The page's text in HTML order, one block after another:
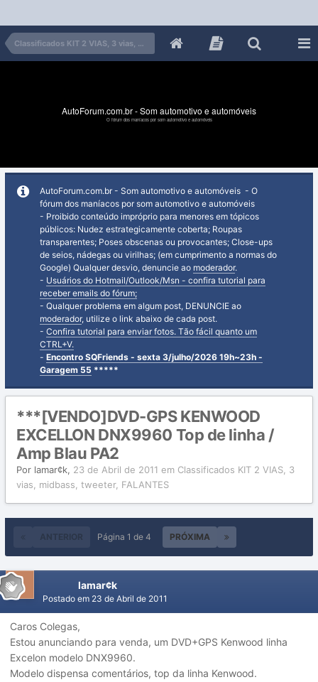
Classificados KIT 2 VIAS, 3 vias, midbass, tweeter, FALANTES
AutoForum.com.br - Som automotivo e automóveis
O fórum dos maníacos por som automotivo e automóveis
AutoForum.com.br - Som automotivo e automóveis - O
fórum dos maníacos por som automotivo e automóveis
- Proibido conteúdo impróprio para menores em tópicos
públicos: Nudez estrategicamente coberta; Roupas
transparentes; Poses obscenas ou provocantes; Close-ups
de seios, nádegas ou virilhas; (em cumprimento a normas do
Google) Qualquer desvio, denuncie ao moderador.
- Usuários do Hotmail/Outlook/Msn - confira tutorial para
receber emails do fórum;
- Qualquer problema em algum post, DENUNCIE ao
moderador, utilize o link abaixo de cada post.
- Confira tutorial para enviar fotos. Tão fácil quanto um
CTRL+V.
- Encontro SQFriends - sexta 3/julho/2026 19h~23h -
Garagem 55 *****
***[VENDO]DVD-GPS KENWOOD
EXCELLON DNX9960 Top de linha /
Amp Blau PA2
Por lamar¢k, 23 de Abril de 2011 em Classificados KIT 2 VIAS, 3
vias, midbass, tweeter, FALANTES
ANTERIOR PRÓXIMA
Página 1 de 4
lamar¢k
Postado em 23 de Abril de 2011
Caros Colegas,
Estou anunciando para venda, um DVD+GPS Kenwood linha
Excelon modelo DNX9960.
Modelo dispensa comentários, top da linha Kenwood.